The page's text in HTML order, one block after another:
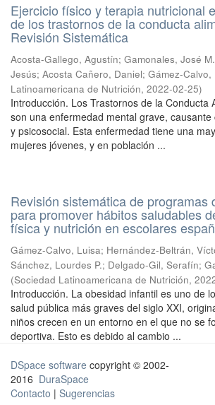
Ejercicio físico y terapia nutricional
de los trastornos de la conducta
Revisión Sistemática
Acosta-Gallego, Agustín; Gamonales, José M.
Jesús; Acosta Cañero, Daniel; Gámez-Calvo,
Latinoamericana de Nutrición, 2022-02-25)
Introducción. Los Trastornos de la Conducta
son una enfermedad mental grave,
y psicosocial. Esta enfermedad tiene una
mujeres jóvenes, y en población ...
Revisión sistemática de programas
para promover hábitos saludables
física y nutrición en escolares
Gámez-Calvo, Luisa; Hernández-Beltrán,
Sánchez, Lourdes P.; Delgado-Gil, Serafín;
(Sociedad Latinoamericana de Nutrición,
Introducción. La obesidad infantil es uno de
salud pública más graves del siglo XXI,
niños crecen en un entorno en el que no se
deportiva. Esto es debido al cambio ...
DSpace software copyright © 2002-
2016 DuraSpace
Contacto | Sugerencias